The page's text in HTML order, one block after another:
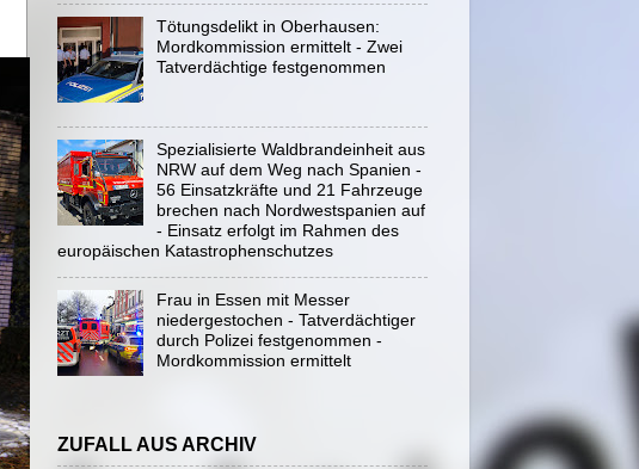
Tötungsdelikt in Oberhausen:
Mordkommission ermittelt - Zwei
Tatverdächtige festgenommen
Spezialisierte Waldbrandeinheit aus
NRW auf dem Weg nach Spanien -
56 Einsatzkräfte und 21 Fahrzeuge
brechen nach Nordwestspanien auf
- Einsatz erfolgt im Rahmen des
europäischen Katastrophenschutzes
Frau in Essen mit Messer
niedergestochen - Tatverdächtiger
durch Polizei festgenommen -
Mordkommission ermittelt
ZUFALL AUS ARCHIV